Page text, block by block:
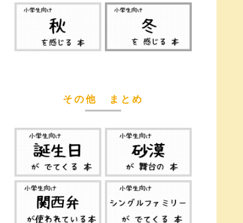
その他 まとめ